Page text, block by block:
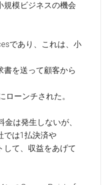
規模ビジネスの機会
であり、これは、小
書を送って顧客から
ローンチされた。
は発生しないが、
では1払決済や
して、収益をあげて